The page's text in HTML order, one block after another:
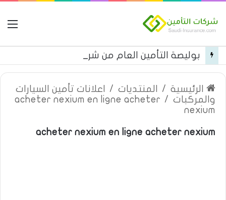
الرئيسية / المنتديات /
اعلانات تأمين السيارات
والمركبات /
acheter nexium en ligne acheter
nexium
acheter nexium en ligne acheter nexium